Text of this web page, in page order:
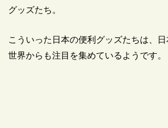
グッズたち。
こういった日本の便利グッズたちは、
世界からも注目を集めているようです。